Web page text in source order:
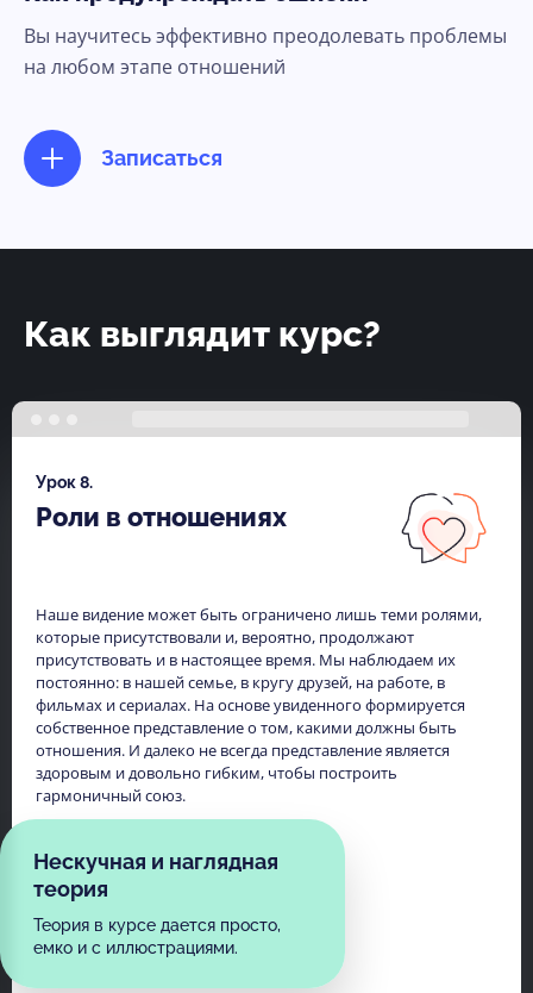
Вы научитесь эффективно преодолевать проблемы
на любом этапе отношений
Записаться
Как выглядит курс?
Урок 8.
Роли в отношениях
Наше видение может быть ограничено лишь теми ролями,
которые присутствовали и, вероятно, продолжают
присутствовать и в настоящее время. Мы наблюдаем их
постоянно: в нашей семье, в кругу друзей, на работе, в
фильмах и сериалах. На основе увиденного формируется
собственное представление о том, какими должны быть
отношения. И далеко не всегда представление является
здоровым и довольно гибким, чтобы построить
гармоничный союз.
Нескучная и наглядная
теория
Теория в курсе дается просто,
емко и с иллюстрациями.
Ясно, продолжить